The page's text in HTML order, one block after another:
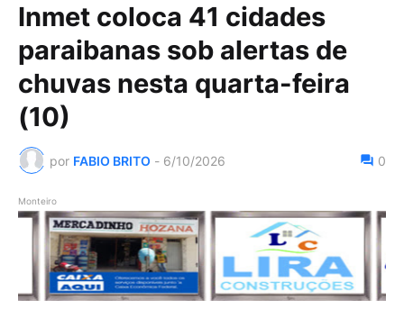
Inmet coloca 41 cidades
paraibanas sob alertas de
chuvas nesta quarta-feira
(10)
por FABIO BRITO - 6/10/2026 0
Monteiro